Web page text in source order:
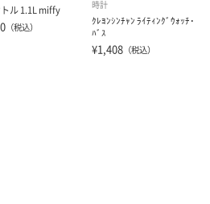
ル 1.1L miffy
（税込）
時計
ｸﾚﾖﾝｼﾝﾁｬﾝ ﾗｲﾃｨﾝｸﾞｳｫｯﾁ･
ﾊﾞｽ
¥1,408 （税込）